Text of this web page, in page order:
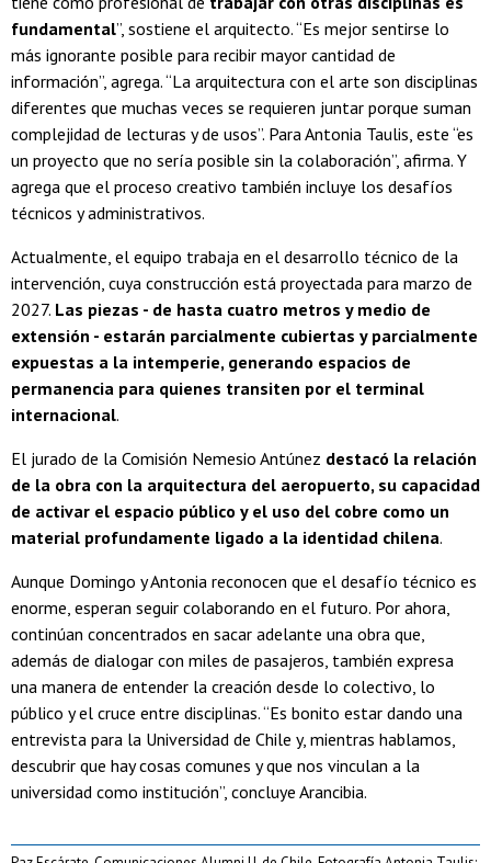
fundamental”, sostiene el arquitecto. “Es mejor sentirse lo
más ignorante posible para recibir mayor cantidad de
información”, agrega. “La arquitectura con el arte son disciplinas
diferentes que muchas veces se requieren juntar porque suman
complejidad de lecturas y de usos”. Para Antonia Taulis, este “es
un proyecto que no sería posible sin la colaboración”, afirma. Y
agrega que el proceso creativo también incluye los desafíos
técnicos y administrativos.
Actualmente, el equipo trabaja en el desarrollo técnico de la
intervención, cuya construcción está proyectada para marzo de
2027. Las piezas - de hasta cuatro metros y medio de
extensión - estarán parcialmente cubiertas y parcialmente
expuestas a la intemperie, generando espacios de
permanencia para quienes transiten por el terminal
internacional.
El jurado de la Comisión Nemesio Antúnez destacó la relación
de la obra con la arquitectura del aeropuerto, su capacidad
de activar el espacio público y el uso del cobre como un
material profundamente ligado a la identidad chilena.
Aunque Domingo y Antonia reconocen que el desafío técnico es
enorme, esperan seguir colaborando en el futuro. Por ahora,
continúan concentrados en sacar adelante una obra que,
además de dialogar con miles de pasajeros, también expresa
una manera de entender la creación desde lo colectivo, lo
público y el cruce entre disciplinas. “Es bonito estar dando una
entrevista para la Universidad de Chile y, mientras hablamos,
descubrir que hay cosas comunes y que nos vinculan a la
universidad como institución”, concluye Arancibia.